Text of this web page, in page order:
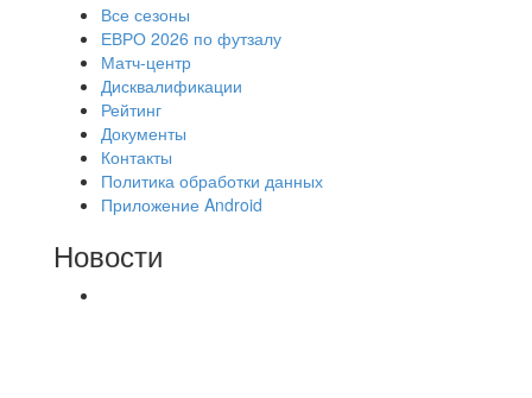
Все сезоны
ЕВРО 2026 по футзалу
Матч-центр
Дисквалификации
Рейтинг
Документы
Контакты
Политика обработки данных
Приложение Android
Новости